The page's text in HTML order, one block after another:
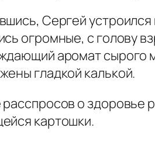
Сергей
огромные, с голову
аромат сырого
гладкой калькой.
о здоровье
картошки.